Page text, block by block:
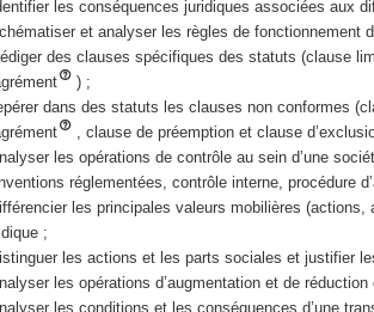
les conséquences juridiques associées aux
et analyser les règles de fonctionnement
des clauses spécifiques des statuts (clause
) ;
dans des statuts les clauses non conformes
, clause de préemption et clause
les opérations de contrôle au sein d’une
réglementées, contrôle interne, procédure
les principales valeurs mobilières
;
les actions et les parts sociales et justifier
les opérations d’augmentation et de réduction
les conditions et les conséquences d’une